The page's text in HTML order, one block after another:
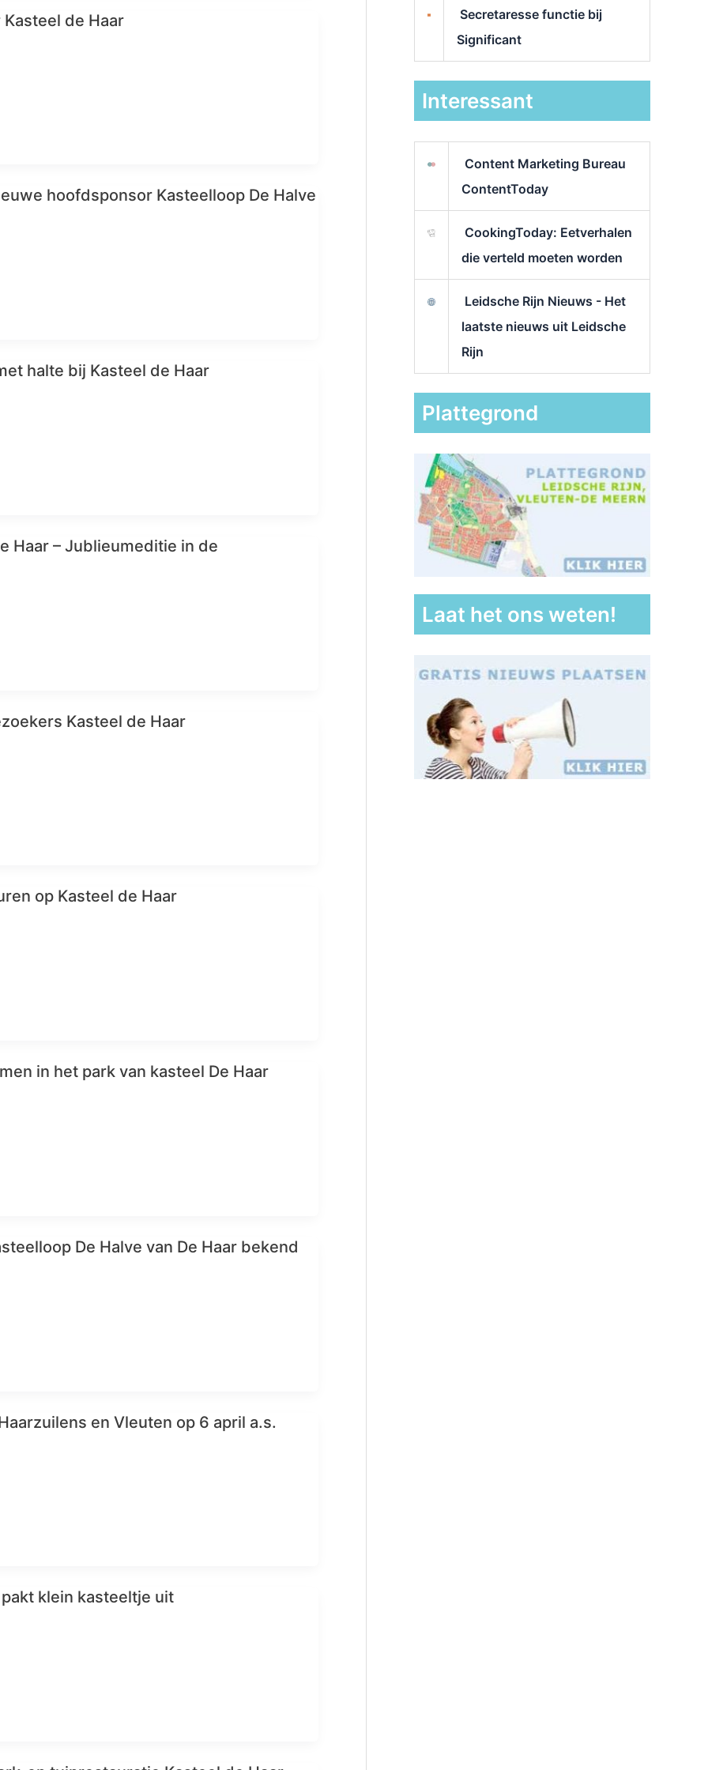
de Haar
hoofdsponsor Kasteelloop De Halve
halte bij Kasteel de Haar
Haar – Jublieumeditie in de
Kasteel de Haar
op Kasteel de Haar
in het park van kasteel De Haar
De Halve van De Haar bekend
en Vleuten op 6 april a.s.
klein kasteeltje uit
Secretaresse functie bij
Significant
Interessant
Content Marketing Bureau
ContentToday
CookingToday: Eetverhalen
die verteld moeten worden
Leidsche Rijn Nieuws - Het
laatste nieuws uit Leidsche
Rijn
Plattegrond
Laat het ons weten!